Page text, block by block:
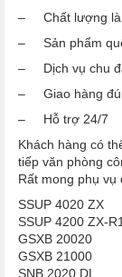
– Chất lượng là
– Sản phẩm
– Dịch vụ chu
– Giao hàng
– Hỗ trợ 24/7
Khách hàng có
tiếp văn phòng
Rất mong phụ vụ
SSUP 4020 ZX
SSUP 4200 ZX-
GSXB 20020
GSXB 21000
SNB 2020 DL